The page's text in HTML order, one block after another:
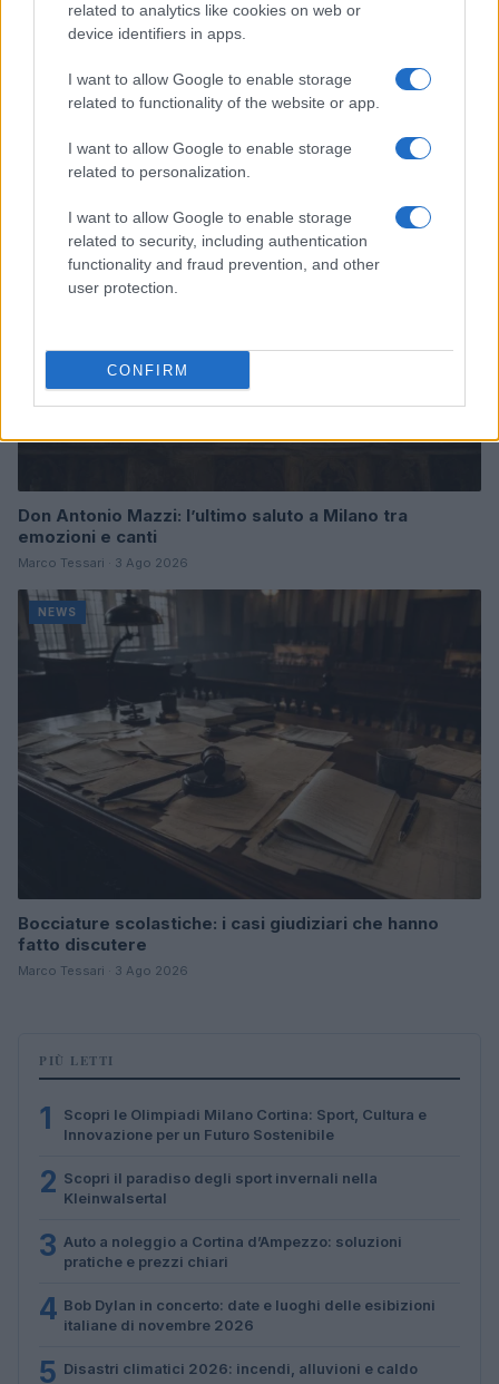
related to analytics like cookies on web or
device identifiers in apps.
I want to allow Google to enable storage
related to functionality of the website or app.
I want to allow Google to enable storage
related to personalization.
I want to allow Google to enable storage
related to security, including authentication
functionality and fraud prevention, and other
user protection.
CONFIRM
Arrestati cinque agenti della polizia locale di Milano: le
Alessandro Tassinari · 7 Ago 2026
Don Antonio Mazzi: l’ultimo saluto a Milano tra
emozioni e canti
Marco Tessari · 3 Ago 2026
NEWS
Bocciature scolastiche: i casi giudiziari che hanno
fatto discutere
Marco Tessari · 3 Ago 2026
PIÙ LETTI
1
Scopri le Olimpiadi Milano Cortina: Sport, Cultura e
Innovazione per un Futuro Sostenibile
2 Scopri il paradiso degli sport invernali nella
Kleinwalsertal
3 Auto a noleggio a Cortina d’Ampezzo: soluzioni
pratiche e prezzi chiari
4 Bob Dylan in concerto: date e luoghi delle esibizioni
italiane di novembre 2026
5 Disastri climatici 2026: incendi, alluvioni e caldo